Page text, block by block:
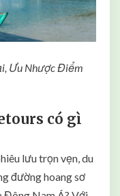
Ưu Nhược Điểm
có gì
lưu trọn vẹn, du
đường hoang sơ